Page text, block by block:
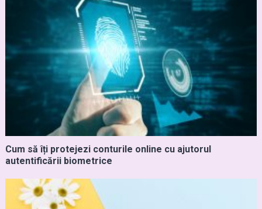
Cum să îți protejezi conturile online cu ajutorul
autentificării biometrice